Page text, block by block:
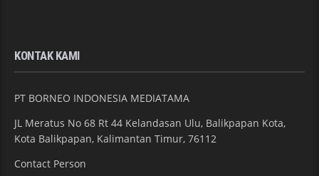
KONTAK KAMI
PT BORNEO INDONESIA MEDIATAMA
JL Meratus No 68 Rt 44 Kelandasan Ulu, Balikpapan Kota,
Kota Balikpapan, Kalimantan Timur, 76112
Contact Person